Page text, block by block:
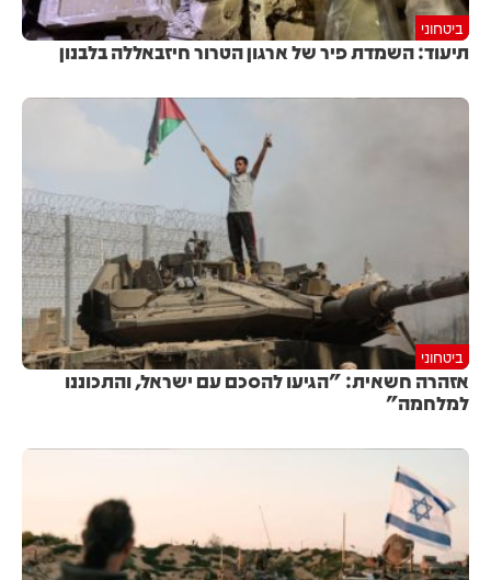
ביטחוני
תיעוד: השמדת פיר של ארגון הטרור חיזבאללה בלבנון
ביטחוני
אזהרה חשאית: "הגיעו להסכם עם ישראל, והתכוננו
למלחמה"